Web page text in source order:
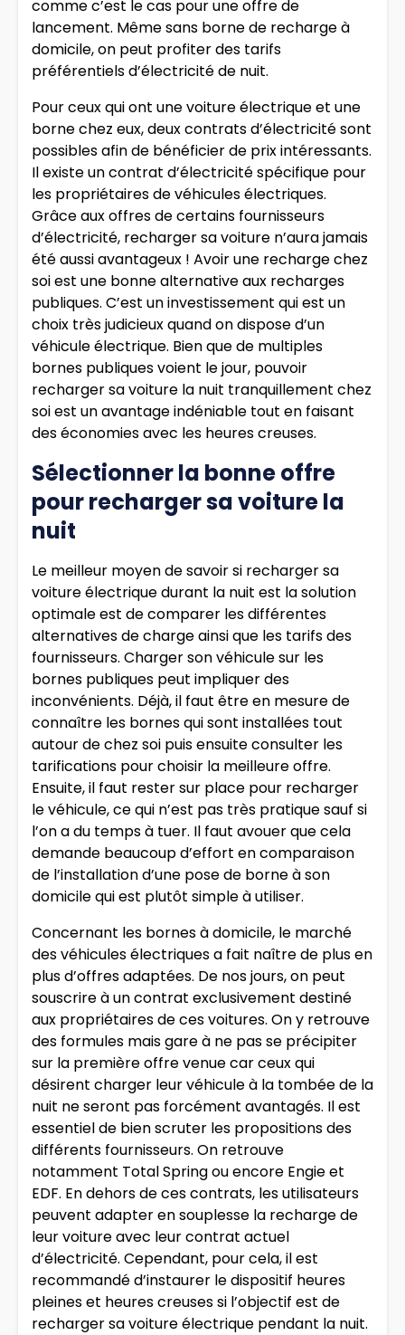
comme c’est le cas pour une offre de
lancement. Même sans borne de recharge à
domicile, on peut profiter des tarifs
préférentiels d’électricité de nuit.
Pour ceux qui ont une voiture électrique et une
borne chez eux, deux contrats d’électricité sont
possibles afin de bénéficier de prix intéressants.
Il existe un contrat d’électricité spécifique pour
les propriétaires de véhicules électriques.
Grâce aux offres de certains fournisseurs
d’électricité, recharger sa voiture n’aura jamais
été aussi avantageux ! Avoir une recharge chez
soi est une bonne alternative aux recharges
publiques. C’est un investissement qui est un
choix très judicieux quand on dispose d’un
véhicule électrique. Bien que de multiples
bornes publiques voient le jour, pouvoir
recharger sa voiture la nuit tranquillement chez
soi est un avantage indéniable tout en faisant
des économies avec les heures creuses.
Sélectionner la bonne offre
pour recharger sa voiture la
nuit
Le meilleur moyen de savoir si recharger sa
voiture électrique durant la nuit est la solution
optimale est de comparer les différentes
alternatives de charge ainsi que les tarifs des
fournisseurs. Charger son véhicule sur les
bornes publiques peut impliquer des
inconvénients. Déjà, il faut être en mesure de
connaître les bornes qui sont installées tout
autour de chez soi puis ensuite consulter les
tarifications pour choisir la meilleure offre.
Ensuite, il faut rester sur place pour recharger
le véhicule, ce qui n’est pas très pratique sauf si
l’on a du temps à tuer. Il faut avouer que cela
demande beaucoup d’effort en comparaison
de l’installation d’une pose de borne à son
domicile qui est plutôt simple à utiliser.
Concernant les bornes à domicile, le marché
des véhicules électriques a fait naître de plus en
plus d’offres adaptées. De nos jours, on peut
souscrire à un contrat exclusivement destiné
aux propriétaires de ces voitures. On y retrouve
des formules mais gare à ne pas se précipiter
sur la première offre venue car ceux qui
désirent charger leur véhicule à la tombée de la
nuit ne seront pas forcément avantagés. Il est
essentiel de bien scruter les propositions des
différents fournisseurs. On retrouve
notamment Total Spring ou encore Engie et
EDF. En dehors de ces contrats, les utilisateurs
peuvent adapter en souplesse la recharge de
leur voiture avec leur contrat actuel
d’électricité. Cependant, pour cela, il est
recommandé d’instaurer le dispositif heures
pleines et heures creuses si l’objectif est de
recharger sa voiture électrique pendant la nuit.